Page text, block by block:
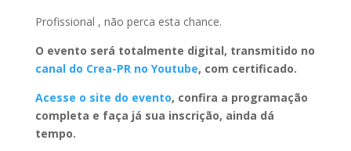
Profissional , não perca esta chance.
O evento será totalmente digital, transmitido no
canal do Crea-PR no Youtube, com certificado.
Acesse o site do evento, confira a programação
completa e faça já sua inscrição, ainda dá
tempo.